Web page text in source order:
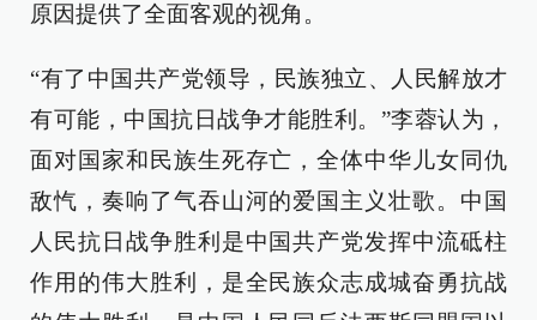
原因提供了全面客观的视角。
“有了中国共产党领导，民族独立、人民解放才
有可能，中国抗日战争才能胜利。”李蓉认为，
面对国家和民族生死存亡，全体中华儿女同仇
敌忾，奏响了气吞山河的爱国主义壮歌。中国
人民抗日战争胜利是中国共产党发挥中流砥柱
作用的伟大胜利，是全民族众志成城奋勇抗战